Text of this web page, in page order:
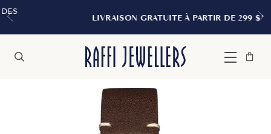
LIVRAISON GRATUITE À PARTIR DE 299 $*
Menu
Sac
Fermer